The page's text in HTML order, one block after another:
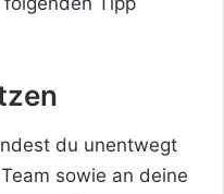
du unentwegt
sowie an deine